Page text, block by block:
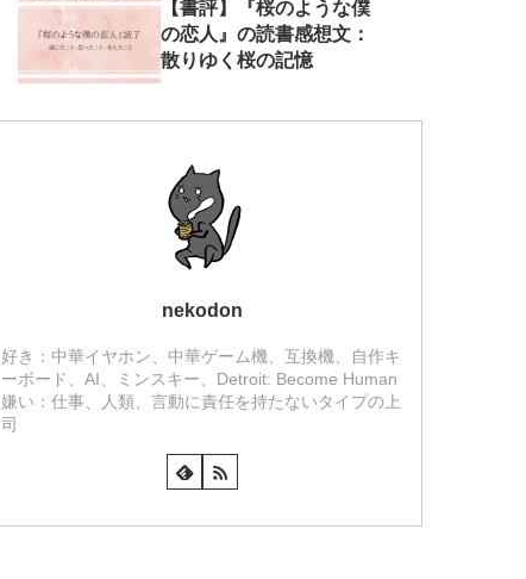
【書評】『桜のような僕
の恋人』の読書感想文：
散りゆく桜の記憶
nekodon
好き：中華イヤホン、中華ゲーム機、互換機、自作キ
ーボード、AI、ミンスキー、Detroit: Become Human
嫌い：仕事、人類、言動に責任を持たないタイプの上
司